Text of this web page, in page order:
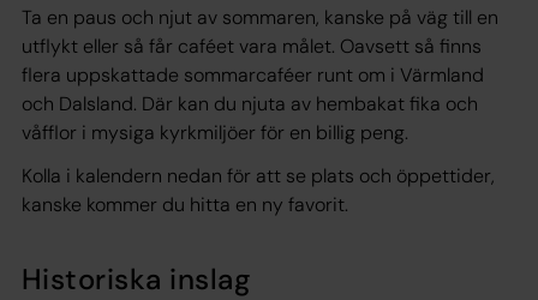
Ta en paus och njut av sommaren, kanske på väg till en
utflykt eller så får caféet vara målet. Oavsett så finns
flera uppskattade sommarcaféer runt om i Värmland
och Dalsland. Där kan du njuta av hembakat fika och
våfflor i mysiga kyrkmiljöer för en billig peng.
Kolla i kalendern nedan för att se plats och öppettider,
kanske kommer du hitta en ny favorit.
Historiska inslag